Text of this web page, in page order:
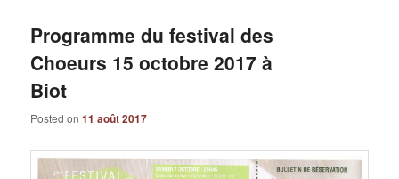
Programme du festival des
Choeurs 15 octobre 2017 à
Biot
Posted on11 août 2017